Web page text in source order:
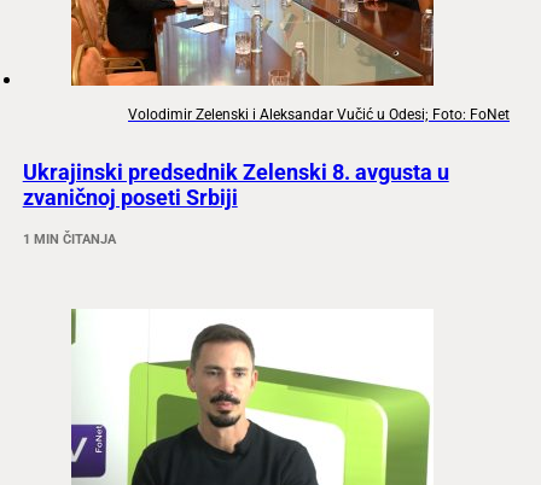
Volodimir Zelenski i Aleksandar Vučić u Odesi; Foto: FoNet
Ukrajinski predsednik Zelenski 8. avgusta u
zvaničnoj poseti Srbiji
1 MIN ČITANJA